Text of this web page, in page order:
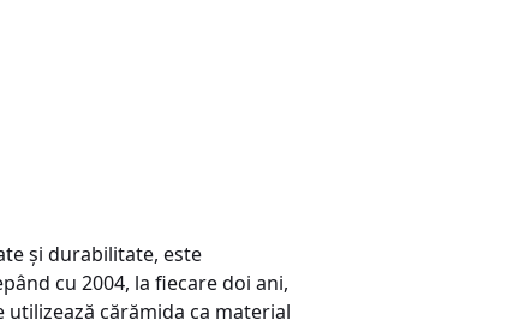
şi durabilitate, este
cu 2004, la fiecare doi ani,
cărămida ca material